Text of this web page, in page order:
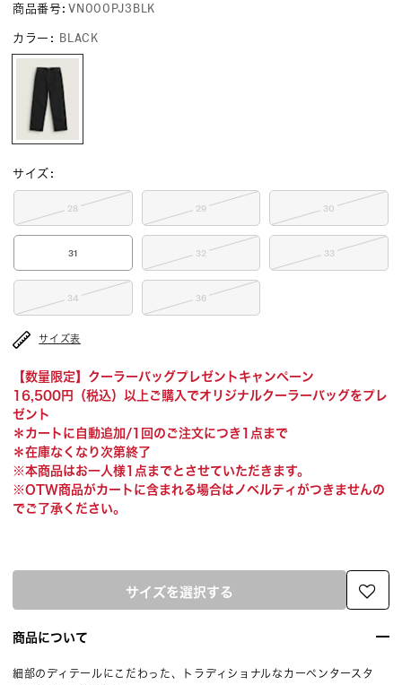
商品番号:VN000PJ3BLK
カラー: BLACK
サイズ:
28 29 30
31 32 33
34 36
サイズ表
【数量限定】クーラーバッグプレゼントキャンペーン
16,500円（税込）以上ご購入でオリジナルクーラーバッグをプレ
ゼント
＊カートに自動追加/1回のご注文につき1点まで
＊在庫なくなり次第終了
※本商品はお一人様1点までとさせていただきます。
※OTW商品がカートに含まれる場合はノベルティがつきませんの
でご了承ください。
サイズを選択する
商品について
細部のディテールにこだわった、トラディショナルなカーペンタースタ